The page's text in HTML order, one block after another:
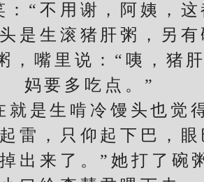
不用谢，阿姨，这
生滚猪肝粥，另有
嘴里说：“咦，猪肝
妈要多吃点。”
生啃冷馒头也觉
雷，只仰起下巴，
出来了。”她打了碗